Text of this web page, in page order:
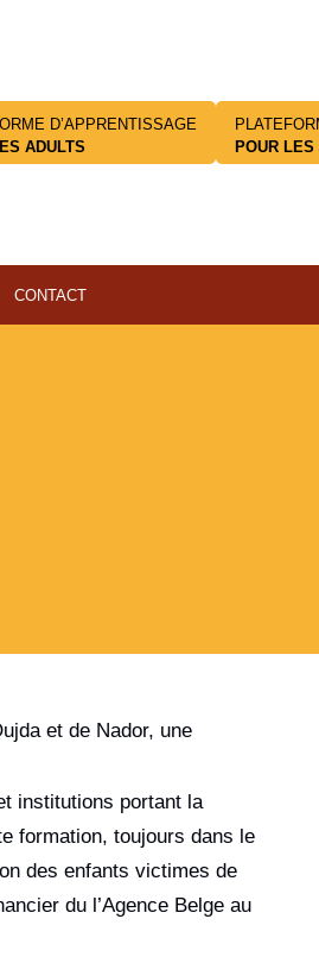
D’APPRENTISSAGE
ADULTS
POUR LES
CONTACT
et de Nador, une
institutions portant la
formation, toujours dans le
des enfants victimes de
du l’Agence Belge au